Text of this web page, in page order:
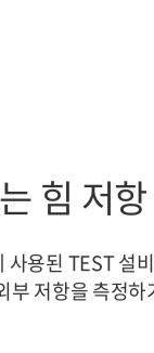
힘 저
용된 TEST 설
부 저항을 측정